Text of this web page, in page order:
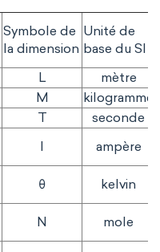
Symbole de
la dimension
Unité de
base du SI
L
mètre
M
kilogramme
T
seconde
I
ampère
θ
kelvin
N
mole